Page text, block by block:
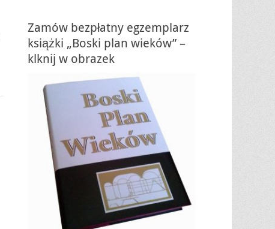
Zamów bezpłatny egzemplarz
książki „Boski plan wieków” –
klknij w obrazek